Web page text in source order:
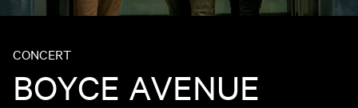
CONCERT
BOYCE AVENUE